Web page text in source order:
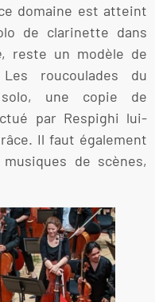
domaine est atteint
de clarinette dans
, reste un modèle de
roucoulades du
une copie de
par Respighi lui-
Il faut également
de scènes,